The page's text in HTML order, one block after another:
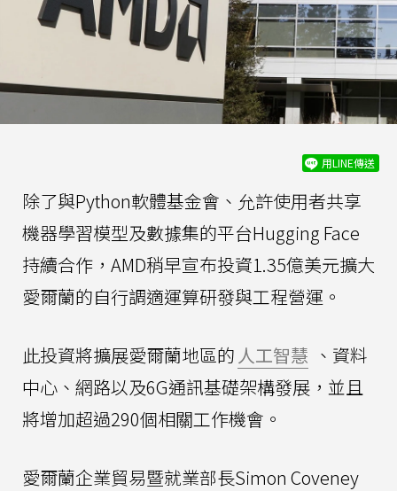
用LINE傳送
除了與Python軟體基金會、允許使用者共享
機器學習模型及數據集的平台Hugging Face
持續合作，AMD稍早宣布投資1.35億美元擴大
愛爾蘭的自行調適運算研發與工程營運。
此投資將擴展愛爾蘭地區的 人工智慧 、資料
中心、網路以及6G通訊基礎架構發展，並且
將增加超過290個相關工作機會。
愛爾蘭企業貿易暨就業部長Simon Coveney